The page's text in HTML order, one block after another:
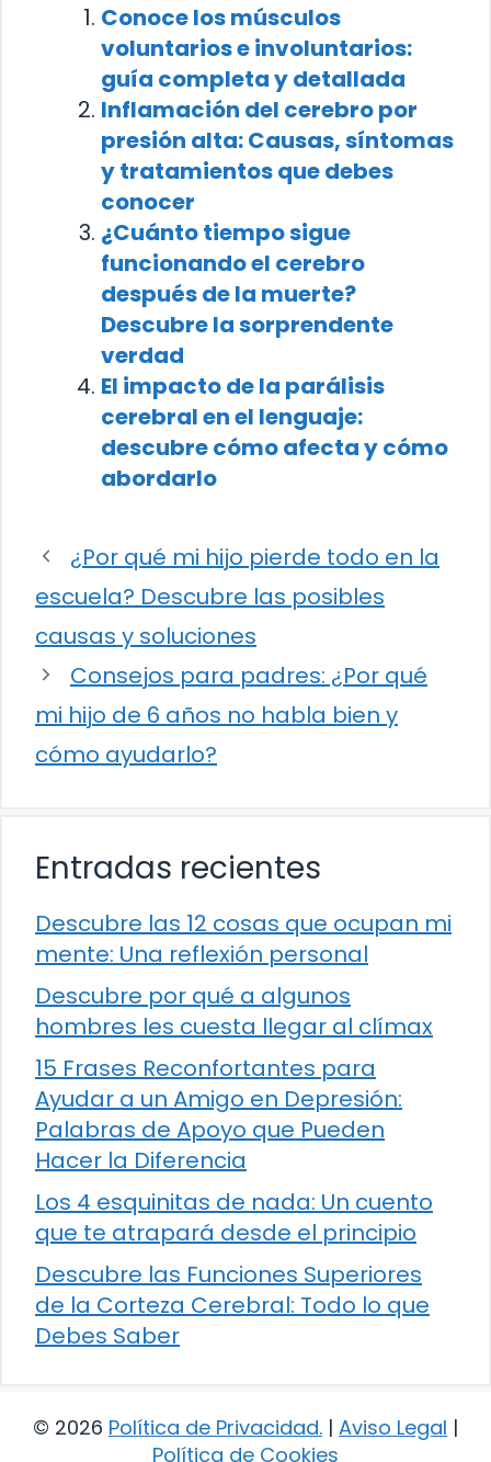
Conoce los músculos
voluntarios e involuntarios:
guía completa y detallada
Inflamación del cerebro por
presión alta: Causas, síntomas
y tratamientos que debes
conocer
¿Cuánto tiempo sigue
funcionando el cerebro
después de la muerte?
Descubre la sorprendente
verdad
El impacto de la parálisis
cerebral en el lenguaje:
descubre cómo afecta y cómo
abordarlo
¿Por qué mi hijo pierde todo en la
escuela? Descubre las posibles
causas y soluciones
Consejos para padres: ¿Por qué
mi hijo de 6 años no habla bien y
cómo ayudarlo?
Entradas recientes
Descubre las 12 cosas que ocupan mi
mente: Una reflexión personal
Descubre por qué a algunos
hombres les cuesta llegar al clímax
15 Frases Reconfortantes para
Ayudar a un Amigo en Depresión:
Palabras de Apoyo que Pueden
Hacer la Diferencia
Los 4 esquinitas de nada: Un cuento
que te atrapará desde el principio
Descubre las Funciones Superiores
de la Corteza Cerebral: Todo lo que
Debes Saber
© 2026 Política de Privacidad. | Aviso Legal |
Política de Cookies